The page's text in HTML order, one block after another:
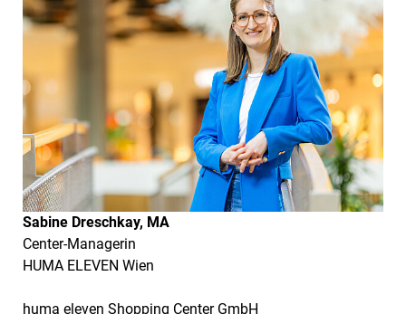
Sabine Dreschkay, MA
Center-Managerin
HUMA ELEVEN Wien
huma eleven Shopping Center GmbH